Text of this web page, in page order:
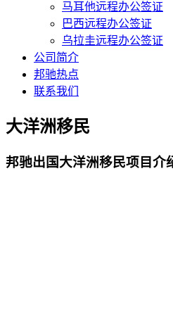
马耳他远程办公签证
巴西远程办公签证
乌拉圭远程办公签证
公司简介
邦驰热点
联系我们
大洋洲移民
邦驰出国大洋洲移民项目介